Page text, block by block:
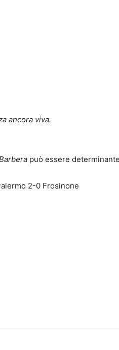
ancora viva.
può essere
2-0 Frosinone